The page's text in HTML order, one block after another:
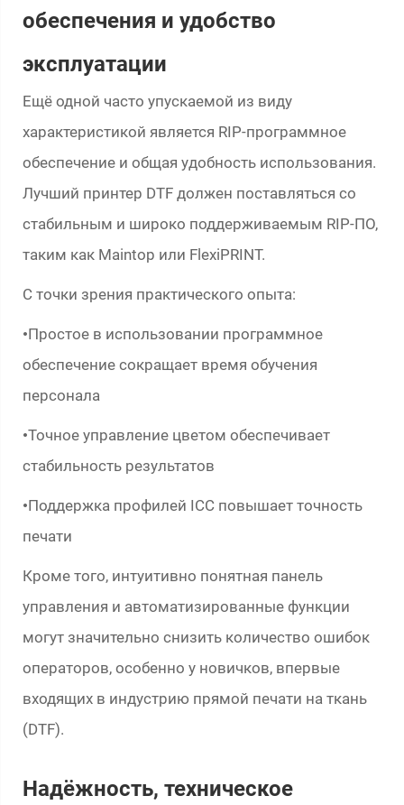
обеспечения и удобство
эксплуатации
Ещё одной часто упускаемой из виду
характеристикой является RIP-программное
обеспечение и общая удобность использования.
Лучший принтер DTF должен поставляться со
стабильным и широко поддерживаемым RIP-ПО,
таким как Maintop или FlexiPRINT.
С точки зрения практического опыта:
•Простое в использовании программное
обеспечение сокращает время обучения
персонала
•Точное управление цветом обеспечивает
стабильность результатов
•Поддержка профилей ICC повышает точность
печати
Кроме того, интуитивно понятная панель
управления и автоматизированные функции
могут значительно снизить количество ошибок
операторов, особенно у новичков, впервые
входящих в индустрию прямой печати на ткань
(DTF).
Надёжность, техническое